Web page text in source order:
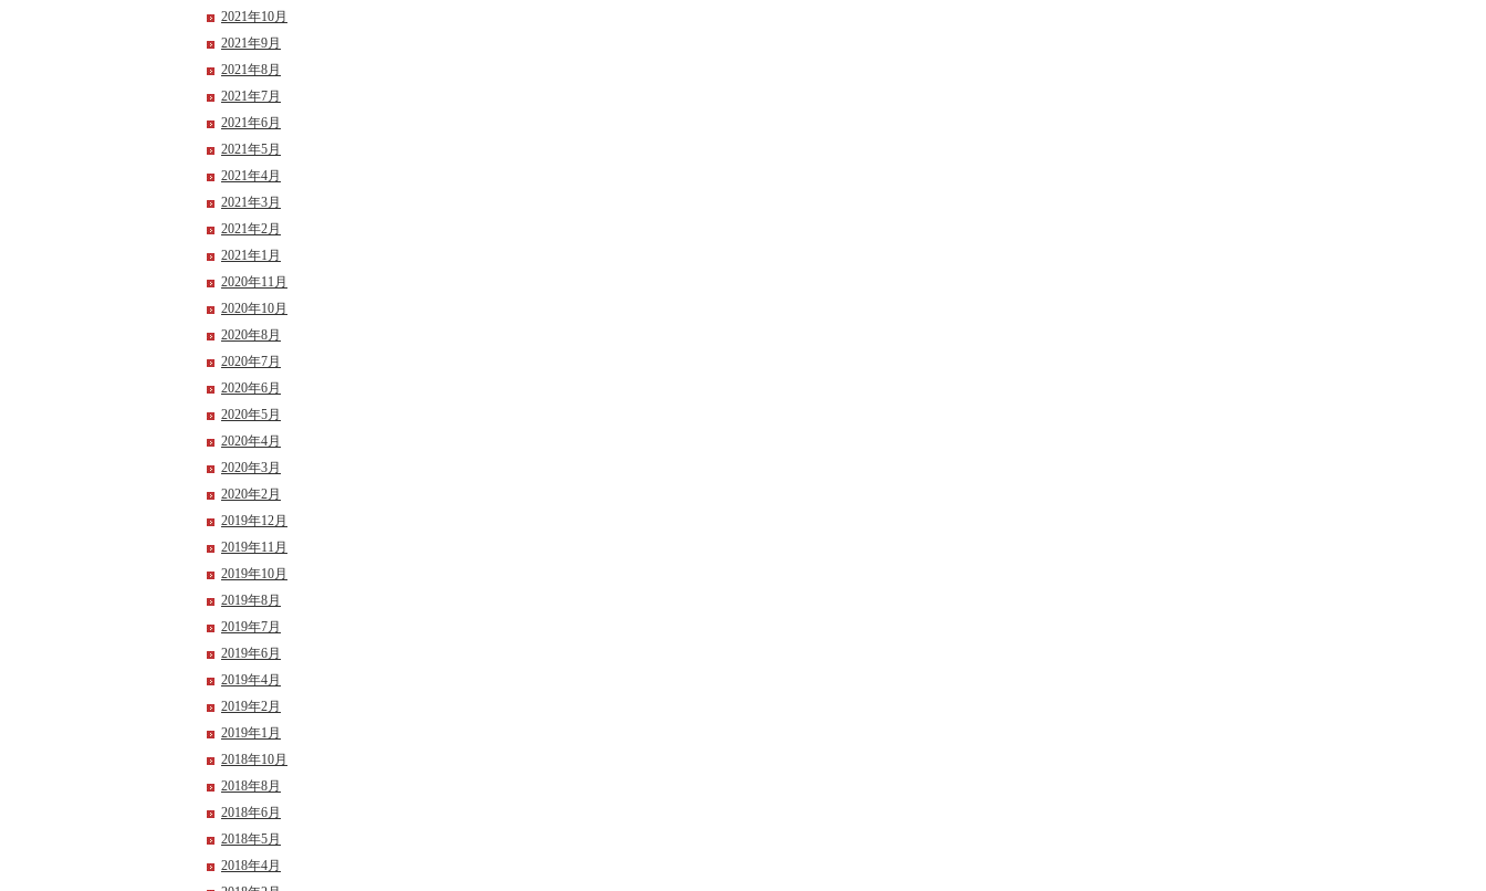
2021年10月
2021年9月
2021年8月
2021年7月
2021年6月
2021年5月
2021年4月
2021年3月
2021年2月
2021年1月
2020年11月
2020年10月
2020年8月
2020年7月
2020年6月
2020年5月
2020年4月
2020年3月
2020年2月
2019年12月
2019年11月
2019年10月
2019年8月
2019年7月
2019年6月
2019年4月
2019年2月
2019年1月
2018年10月
2018年8月
2018年6月
2018年5月
2018年4月